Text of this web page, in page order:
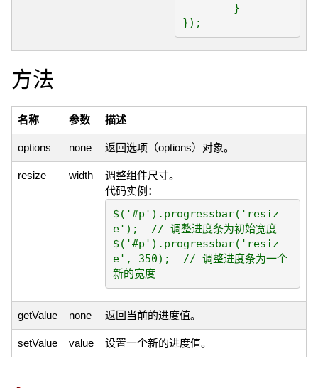
方法
名称 参数 描述
options none 返回选项（options）对象。
resize width
调整组件尺寸。
代码实例：
$('#p').progressbar('resiz
e');  // 调整进度条为初始宽度
$('#p').progressbar('resiz
e', 350);  // 调整进度条为一个
新的宽度
getValue none 返回当前的进度值。
setValue value 设置一个新的进度值。